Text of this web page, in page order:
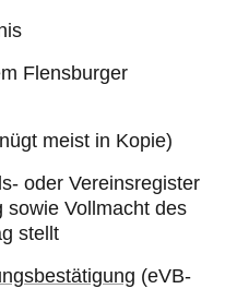
Flensburger
meist in Kopie)
oder Vereinsregister
sowie Vollmacht des
stellt
(eVB-